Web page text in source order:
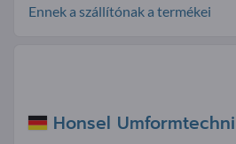
Ennek a szállítónak a termékei
Honsel